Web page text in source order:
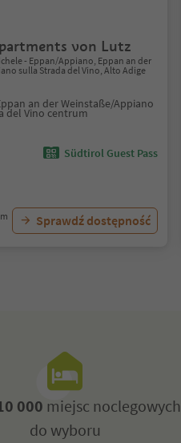
von Lutz
- Eppan/Appiano, Eppan an der
sulla Strada del Vino, Alto Adige
an der Weinstaße/Appiano
del Vino centrum
Südtirol Guest Pass
Sprawdź dostępność
000 miejsc noclegowych
do wyboru